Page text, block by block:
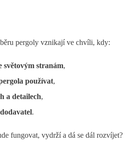
pergoly vznikají ve chvíli, kdy:
světovým stranám,
používat,
a detailech,
.
fungovat, vydrží a dá se dál rozvíjet?